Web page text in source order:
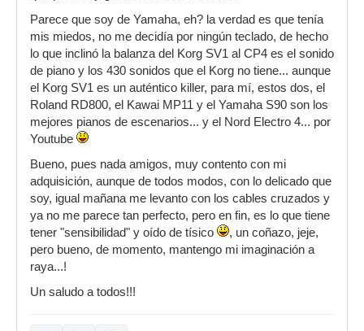
Parece que soy de Yamaha, eh? la verdad es que tenía
mis miedos, no me decidía por ningún teclado, de hecho
lo que inclinó la balanza del Korg SV1 al CP4 es el sonido
de piano y los 430 sonidos que el Korg no tiene... aunque
el Korg SV1 es un auténtico killer, para mí, estos dos, el
Roland RD800, el Kawai MP11 y el Yamaha S90 son los
mejores pianos de escenarios... y el Nord Electro 4... por
Youtube
Bueno, pues nada amigos, muy contento con mi
adquisición, aunque de todos modos, con lo delicado que
soy, igual mañana me levanto con los cables cruzados y
ya no me parece tan perfecto, pero en fin, es lo que tiene
tener "sensibilidad" y oído de tísico
, un coñazo, jeje,
pero bueno, de momento, mantengo mi imaginación a
raya...!
Un saludo a todos!!!